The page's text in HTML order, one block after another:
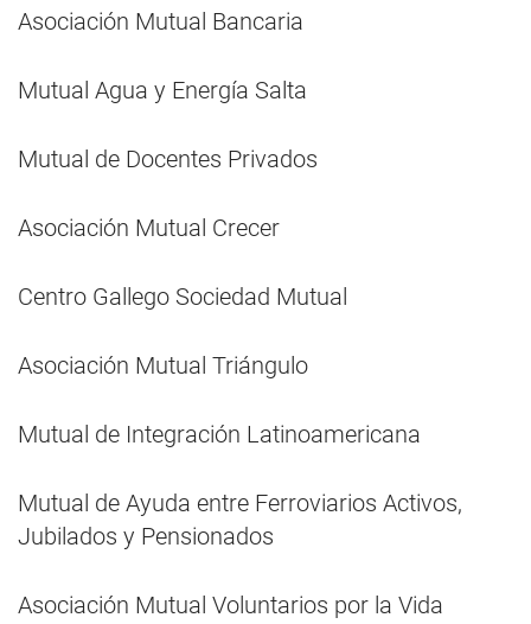
Asociación Mutual Bancaria
Mutual Agua y Energía Salta
Mutual de Docentes Privados
Asociación Mutual Crecer
Centro Gallego Sociedad Mutual
Asociación Mutual Triángulo
Mutual de Integración Latinoamericana
Mutual de Ayuda entre Ferroviarios Activos,
Jubilados y Pensionados
Asociación Mutual Voluntarios por la Vida